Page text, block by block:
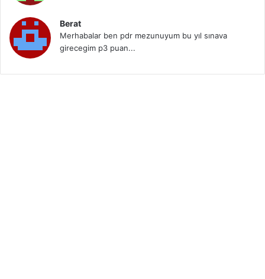
Berat
Merhabalar ben pdr mezunuyum bu yıl sınava
girecegim p3 puan...